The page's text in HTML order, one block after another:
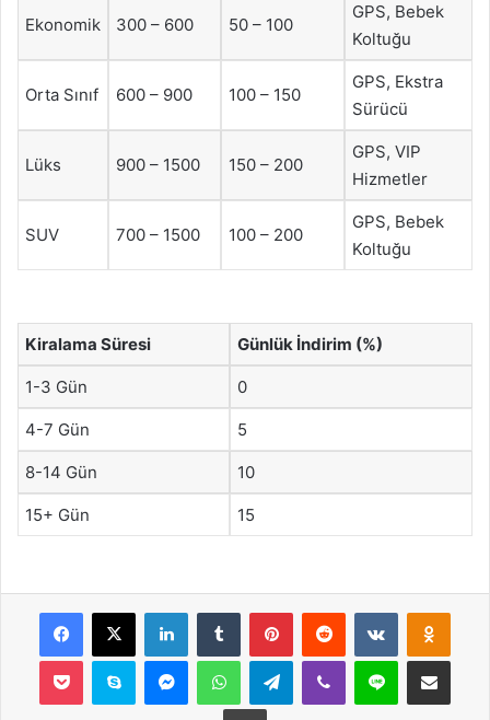
Ekonomik 300 – 600 50 – 100
GPS, Bebek
Koltuğu
Orta Sınıf 600 – 900 100 – 150
GPS, Ekstra
Sürücü
Lüks 900 – 1500 150 – 200
GPS, VIP
Hizmetler
SUV 700 – 1500 100 – 200
GPS, Bebek
Koltuğu
Kiralama Süresi Günlük İndirim (%)
1-3 Gün 0
4-7 Gün 5
8-14 Gün 10
15+ Gün 15
Facebook
X LinkedInTumblr PinterestReddit VKontakte
Pocket Skype MessengerWhatsAppTelegramViber Line E-Posta ile
Yazdır